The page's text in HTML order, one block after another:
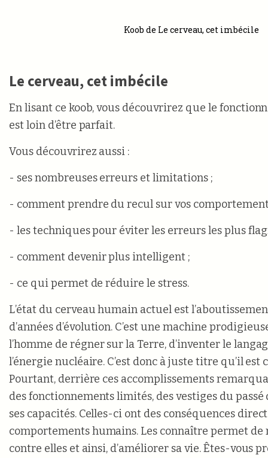
Koob de Le cerveau, cet imbécile
Le cerveau, cet imbécile
En lisant ce koob, vous découvrirez que le
est loin d’être parfait.
Vous découvrirez aussi :
- ses nombreuses erreurs et limitations ;
- comment prendre du recul sur vos
- les techniques pour éviter les erreurs les plus
- comment devenir plus intelligent ;
- ce qui permet de réduire le stress.
L’état du cerveau humain actuel est
d’années d’évolution. C’est une machine
l’homme de régner sur la Terre, d’inventer le
l’énergie nucléaire. C’est donc à juste titre qu’il est
Pourtant, derrière ces accomplissements
des fonctionnements limités, des vestiges du
ses capacités. Celles-ci ont des conséquences
comportements humains. Les connaître permet
contre elles et ainsi, d’améliorer sa vie. Êtes-vous